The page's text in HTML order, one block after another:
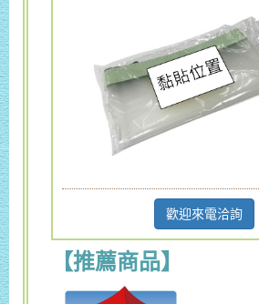
歡迎來電洽詢
【推薦商品】